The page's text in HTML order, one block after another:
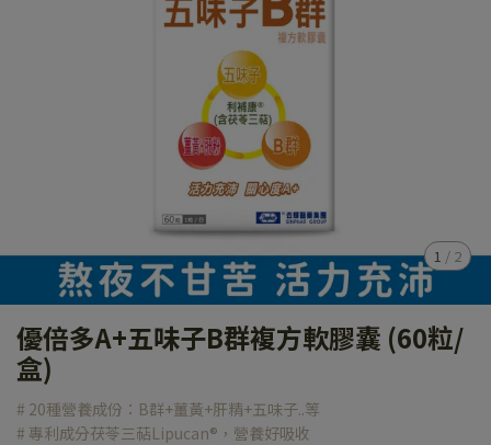
1 / 2
優倍多A+五味子B群複方軟膠囊 (60粒/
盒)
# 20種營養成份：B群+薑黃+肝精+五味子..等
# 專利成分茯苓三萜Lipucan®，營養好吸收